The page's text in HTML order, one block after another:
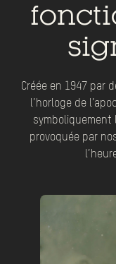
Créée en 1947 par
l’horloge de
symboliquement
provoquée par